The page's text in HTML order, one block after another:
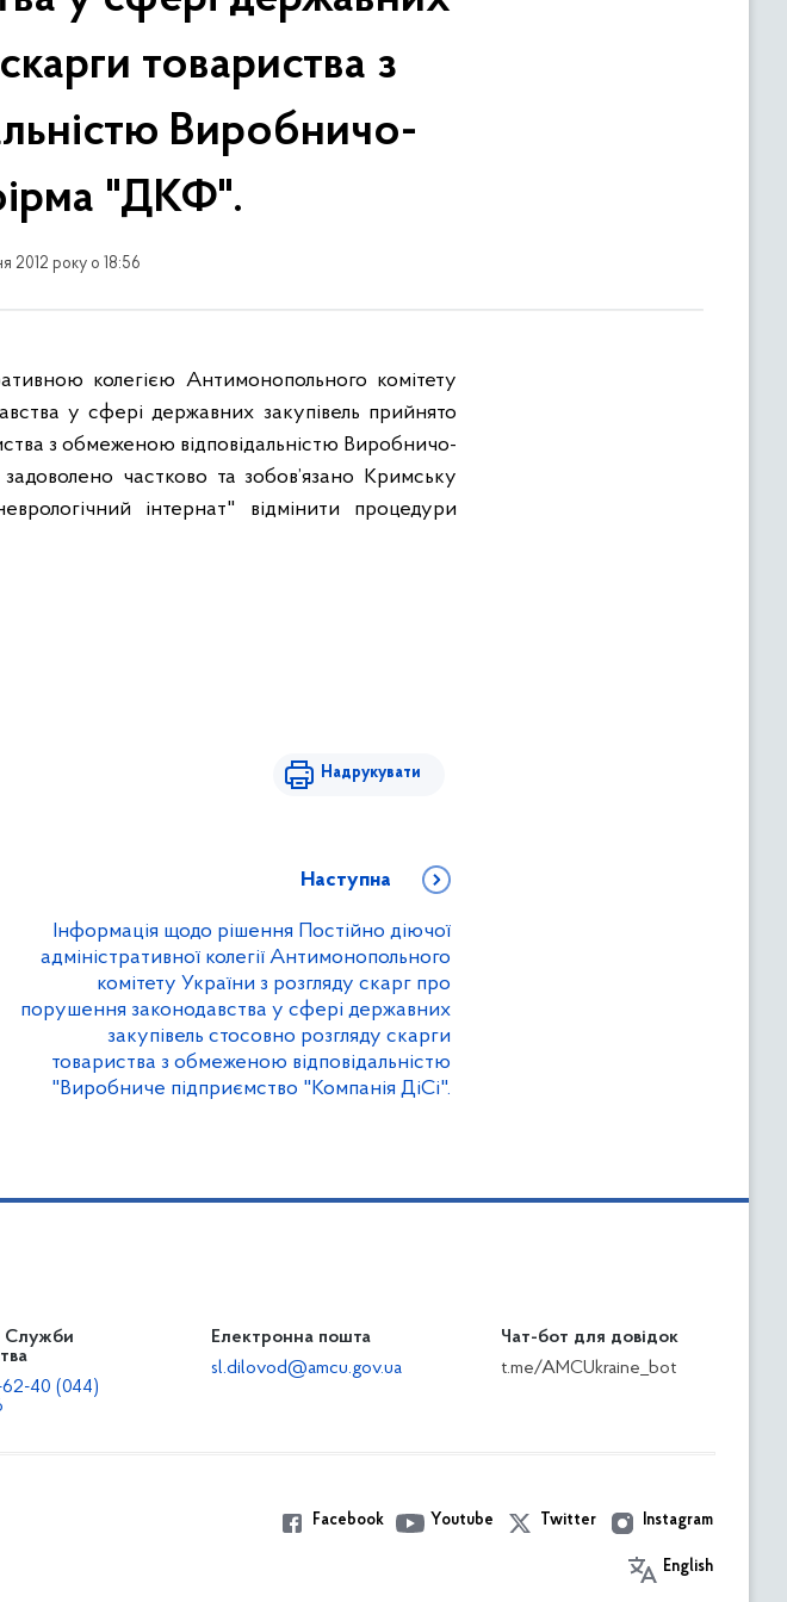
товариства з
Виробничо-
"ДКФ".
2012 року о 18:56
колегією Антимонопольного комітету
у сфері державних закупівель прийнято
з обмеженою відповідальністю Виробничо-
частково та зобов’язано Кримську
інтернат" відмінити процедури
Надрукувати
Наступна
Інформація щодо рішення Постійно діючої
адміністративної колегії Антимонопольного
комітету України з розгляду скарг про
порушення законодавства у сфері державних
закупівель стосовно розгляду скарги
товариства з обмеженою відповідальністю
"Виробниче підприємство "Компанія ДіСі".
Служби
40 (044)
Електронна пошта
sl.dilovod@amcu.gov.ua
Чат-бот для довідок
t.me/AMCUkraine_bot
Facebook Youtube Twitter Instagram
English